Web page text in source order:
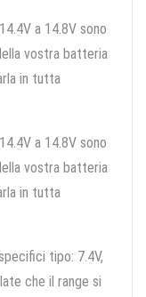
a 14.8V sono
vostra batteria
in tutta
a 14.8V sono
vostra batteria
in tutta
tipo: 7.4V,
che il range si